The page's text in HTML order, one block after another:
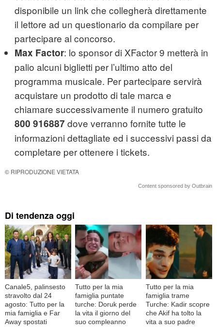
disponibile un link che collegherà direttamente
il lettore ad un questionario da compilare per
partecipare al concorso.
Max Factor: lo sponsor di XFactor 9 metterà in
palio alcuni biglietti per l’ultimo atto del
programma musicale. Per partecipare servirà
acquistare un prodotto di tale marca e
chiamare successivamente il numero gratuito
800 916887 dove verranno fornite tutte le
informazioni dettagliate ed i successivi passi da
completare per ottenere i tickets.
© RIPRODUZIONE VIETATA
Content sponsored by Outbrain
Di tendenza oggi
Canale5, palinsesto
stravolto dal 24
agosto: Tutto per la
mia famiglia e Far
Away spostati
Tutto per la mia
famiglia puntate
turche: Doruk perde
la vita il giorno del
suo compleanno
Tutto per la mia
famiglia trame
Turche: Kadir scopre
che Akif ha tolto la
vita a suo padre